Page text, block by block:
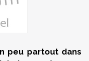
peu partout dans